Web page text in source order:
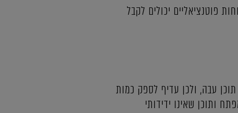
פוטנציאליים יכולים לקבל
תוכן עבה, ולכן עדיף לספק כמות
ותוכן שאינו ידידותי